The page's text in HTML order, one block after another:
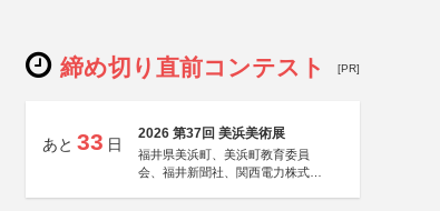
締め切り直前コンテスト [PR]
あと 33 日
2026 第37回 美浜美術展
福井県美浜町、美浜町教育委員
会、福井新聞社、関西電力株式会